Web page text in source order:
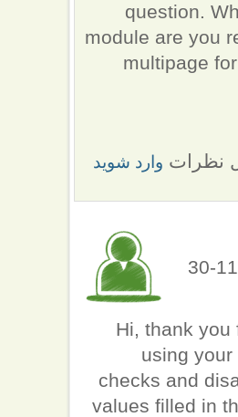
question.
module are you
multipage
نظرات وارد شوید
ارسال شده توسط Marcos (not verified) در چ, 1392-11-30
Hi, thank you
using
checks and
values filled in